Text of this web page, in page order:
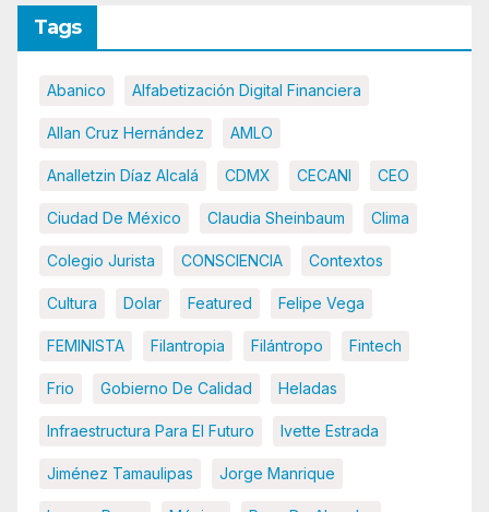
Tags
Abanico Alfabetización Digital Financiera
Allan Cruz Hernández AMLO
Analletzin Díaz Alcalá CDMX CECANI CEO
Ciudad De México Claudia Sheinbaum Clima
Colegio Jurista CONSCIENCIA Contextos
Cultura Dolar Featured Felipe Vega
FEMINISTA Filantropia Filántropo Fintech
Frio Gobierno De Calidad Heladas
Infraestructura Para El Futuro Ivette Estrada
Jiménez Tamaulipas Jorge Manrique